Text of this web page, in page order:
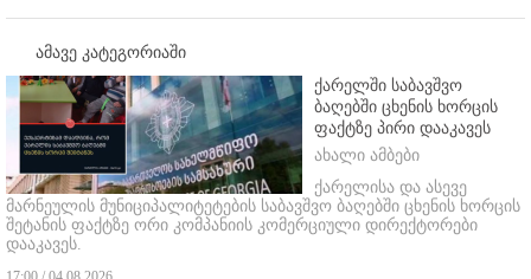
ამავე კატეგორიაში
ქარელში საბავშვო
ბაღებში ცხენის ხორცის
ფაქტზე პირი დააკავეს
ახალი ამბები
ქარელისა და ასევე
მარნეულის მუნიციპალიტეტების საბავშვო ბაღებში ცხენის ხორცის
შეტანის ფაქტზე ორი კომპანიის კომერციული დირექტორები
დააკავეს.